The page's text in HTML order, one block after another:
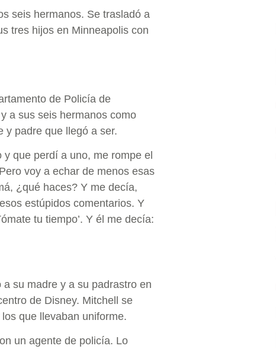
seis hermanos. Se trasladó a
tres hijos en Minneapolis con
de Policía de
a sus seis hermanos como
y padre que llegó a ser.
que perdí a uno, me rompe el
voy a echar de menos esas
¿qué haces? Y me decía,
estúpidos comentarios. Y
tu tiempo’. Y él me decía:
su madre y a su padrastro en
de Disney. Mitchell se
que llevaban uniforme.
un agente de policía. Lo